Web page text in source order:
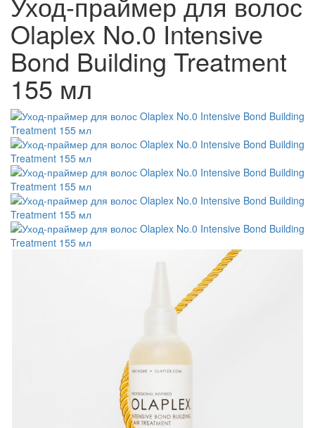
Olaplex No.0 Intensive
Bond Building Treatment
155 мл